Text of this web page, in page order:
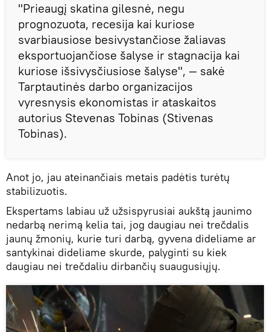
"Prieaugį skatina gilesnė, negu
prognozuota, recesija kai kuriose
svarbiausiose besivystančiose žaliavas
eksportuojančiose šalyse ir stagnacija kai
kuriose išsivysčiusiose šalyse", — sakė
Tarptautinės darbo organizacijos
vyresnysis ekonomistas ir ataskaitos
autorius Stevenas Tobinas (Stivenas
Tobinas).
Anot jo, jau ateinančiais metais padėtis turėtų
stabilizuotis.
Ekspertams labiau už užsispyrusiai aukštą jaunimo
nedarbą nerimą kelia tai, jog daugiau nei trečdalis
jaunų žmonių, kurie turi darbą, gyvena dideliame ar
santykinai dideliame skurde, palyginti su kiek
daugiau nei trečdaliu dirbančių suaugusiųjų.